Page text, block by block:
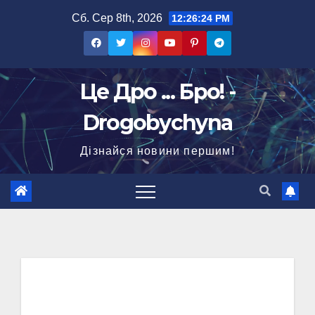
Сб. Сер 8th, 2026 12:26:25 PM
Це Дро ... Бро! -
Drogobychyna
Дізнайся новини першим!